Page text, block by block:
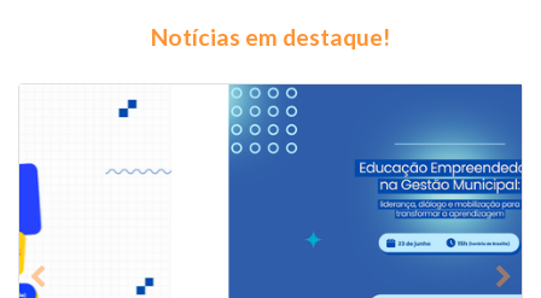
Notícias em destaque!
Previous